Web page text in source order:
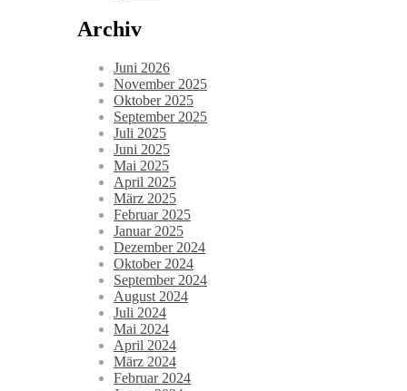
Archiv
Juni 2026
November 2025
Oktober 2025
September 2025
Juli 2025
Juni 2025
Mai 2025
April 2025
März 2025
Februar 2025
Januar 2025
Dezember 2024
Oktober 2024
September 2024
August 2024
Juli 2024
Mai 2024
April 2024
März 2024
Februar 2024